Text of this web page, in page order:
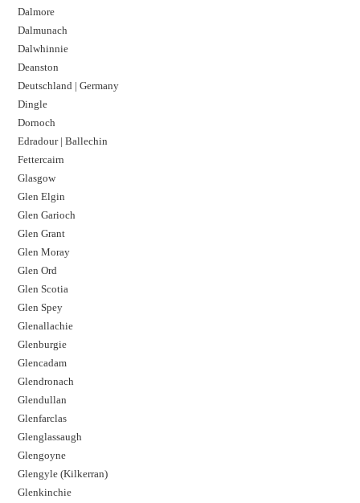
Dalmore​
Dalmunach
Dalwhinnie
Deanston
Deutschland | Germany
Dingle
Dornoch
Edradour | Ballechin
Fettercairn
Glasgow
Glen Elgin
Glen Garioch
Glen Grant
Glen Moray
Glen Ord
Glen Scotia
Glen Spey
Glenallachie
Glenburgie
Glencadam
Glendronach
Glendullan
Glenfarclas
Glenglassaugh
Glengoyne
Glengyle (Kilkerran)
Glenkinchie